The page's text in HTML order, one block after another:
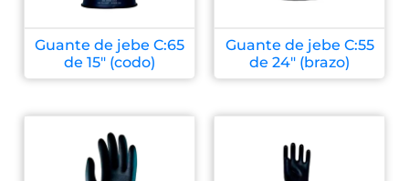
Guante de jebe C:65
de 15″ (codo)
Guante de jebe C:55
de 24″ (brazo)